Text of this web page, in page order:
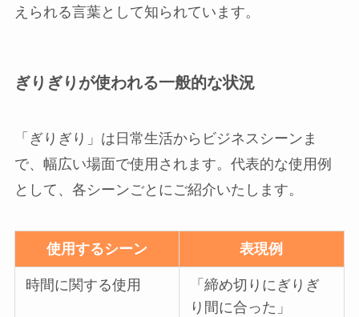
えられる言葉として知られています。
ぎりぎりが使われる一般的な状況
「ぎりぎり」は日常生活からビジネスシーンま
で、幅広い場面で使用されます。代表的な使用例
として、各シーンごとにご紹介いたします。
使用するシーン 表現例
時間に関する使用
「締め切りにぎりぎ
り間に合った」